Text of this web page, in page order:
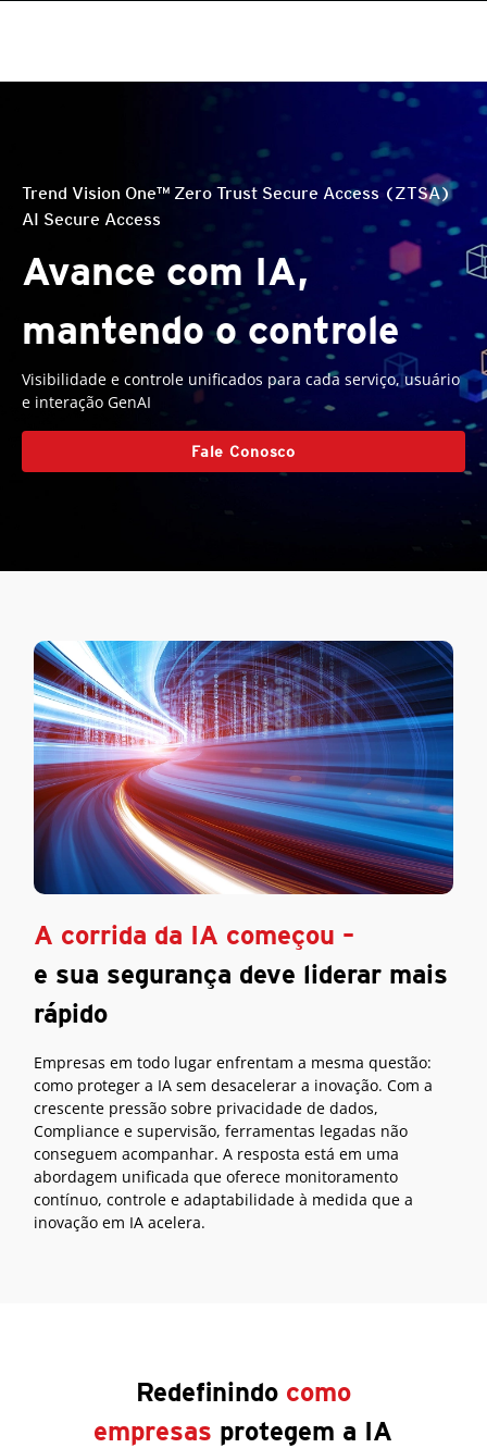
Trend Vision One™ Zero Trust Secure Access (ZTSA)
AI Secure Access
Avance com IA,
mantendo o controle
Visibilidade e controle unificados para cada serviço, usuário
e interação GenAI
Fale Conosco
A corrida da IA começou –
e sua segurança deve liderar mais
rápido
Empresas em todo lugar enfrentam a mesma questão:
como proteger a IA sem desacelerar a inovação. Com a
crescente pressão sobre privacidade de dados,
Compliance e supervisão, ferramentas legadas não
conseguem acompanhar. A resposta está em uma
abordagem unificada que oferece monitoramento
contínuo, controle e adaptabilidade à medida que a
inovação em IA acelera.
Redefinindo como
empresas protegem a IA